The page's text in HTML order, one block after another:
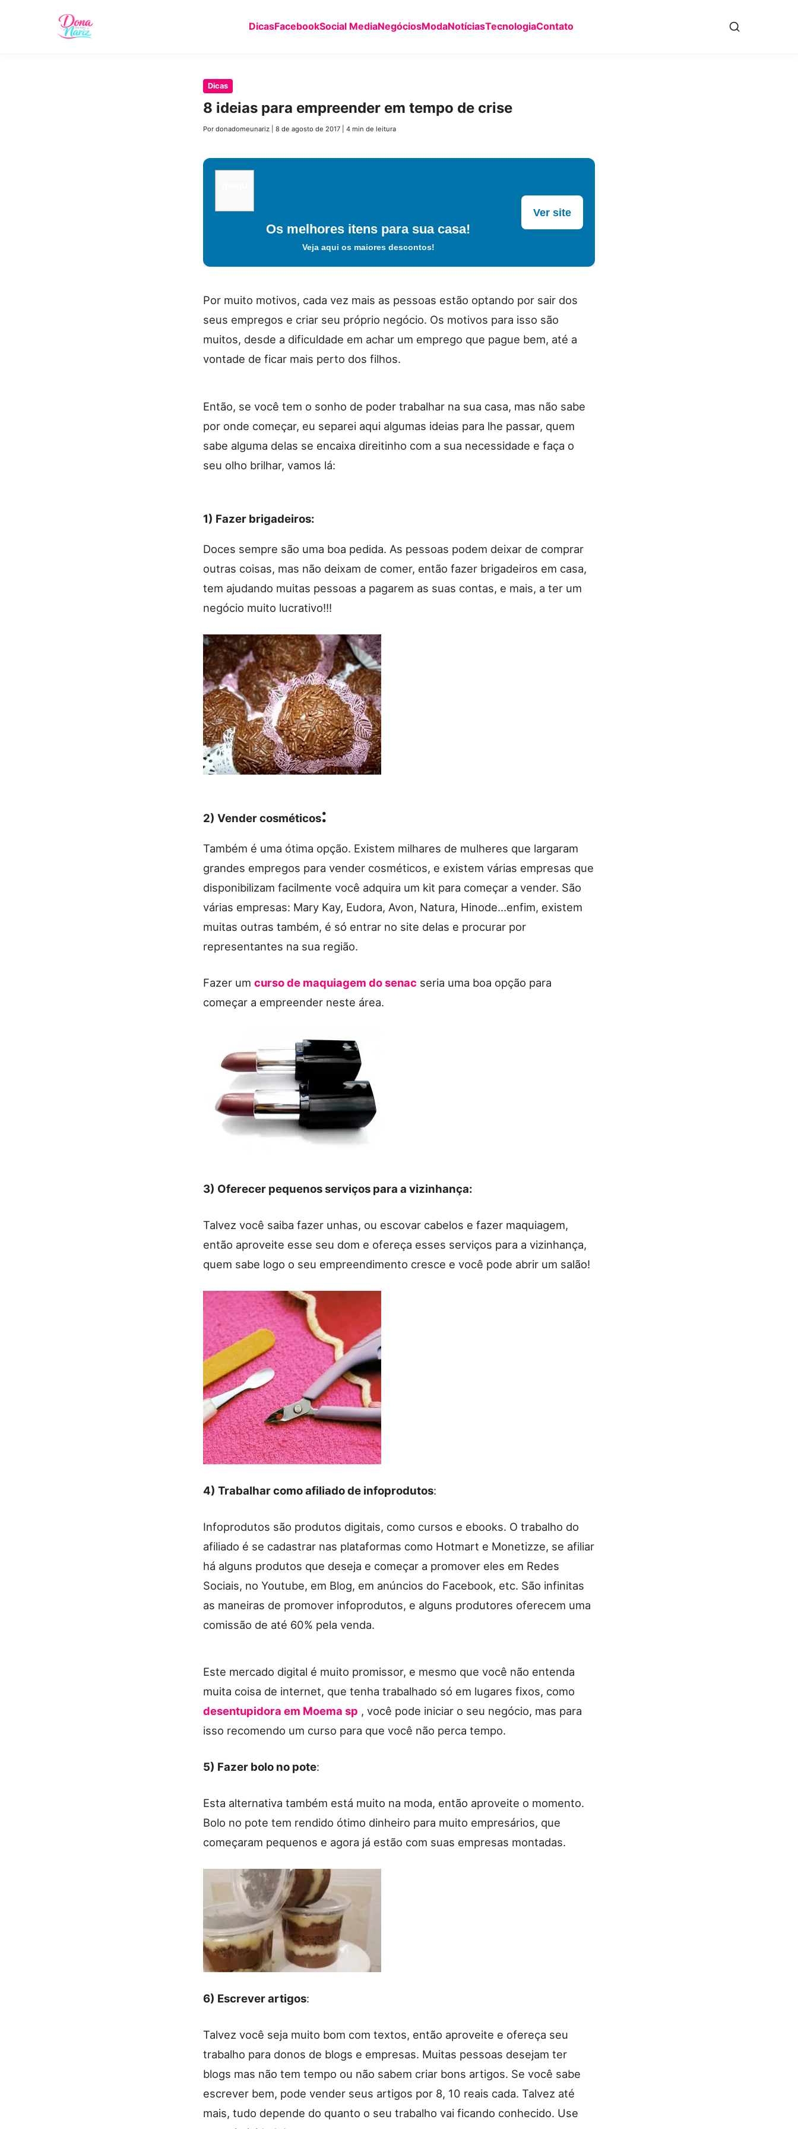
DicasFacebookSocial MediaNegóciosModaNotíciasTecnologiaContato
Dicas
8 ideias para empreender em tempo de crise
Por donadomeunariz 8 de agosto de 2017 4 min de leitura
Os melhores itens para sua casa!
Veja aqui os maiores descontos!
Ver site
Por muito motivos, cada vez mais as pessoas estão optando por sair dos
seus empregos e criar seu próprio negócio. Os motivos para isso são
muitos, desde a dificuldade em achar um emprego que pague bem, até a
vontade de ficar mais perto dos filhos.
Então, se você tem o sonho de poder trabalhar na sua casa, mas não sabe
por onde começar, eu separei aqui algumas ideias para lhe passar, quem
sabe alguma delas se encaixa direitinho com a sua necessidade e faça o
seu olho brilhar, vamos lá:
1) Fazer brigadeiros:
Doces sempre são uma boa pedida. As pessoas podem deixar de comprar
outras coisas, mas não deixam de comer, então fazer brigadeiros em casa,
tem ajudando muitas pessoas a pagarem as suas contas, e mais, a ter um
negócio muito lucrativo!!!
2) Vender cosméticos:
Também é uma ótima opção. Existem milhares de mulheres que largaram
grandes empregos para vender cosméticos, e existem várias empresas que
disponibilizam facilmente você adquira um kit para começar a vender. São
várias empresas: Mary Kay, Eudora, Avon, Natura, Hinode…enfim, existem
muitas outras também, é só entrar no site delas e procurar por
representantes na sua região.
Fazer um curso de maquiagem do senac seria uma boa opção para
começar a empreender neste área.
3) Oferecer pequenos serviços para a vizinhança:
Talvez você saiba fazer unhas, ou escovar cabelos e fazer maquiagem,
então aproveite esse seu dom e ofereça esses serviços para a vizinhança,
quem sabe logo o seu empreendimento cresce e você pode abrir um salão!
4) Trabalhar como afiliado de infoprodutos:
Infoprodutos são produtos digitais, como cursos e ebooks. O trabalho do
afiliado é se cadastrar nas plataformas como Hotmart e Monetizze, se afiliar
há alguns produtos que deseja e começar a promover eles em Redes
Sociais, no Youtube, em Blog, em anúncios do Facebook, etc. São infinitas
as maneiras de promover infoprodutos, e alguns produtores oferecem uma
comissão de até 60% pela venda.
Este mercado digital é muito promissor, e mesmo que você não entenda
muita coisa de internet, que tenha trabalhado só em lugares fixos, como
desentupidora em Moema sp , você pode iniciar o seu negócio, mas para
isso recomendo um curso para que você não perca tempo.
5) Fazer bolo no pote:
Esta alternativa também está muito na moda, então aproveite o momento.
Bolo no pote tem rendido ótimo dinheiro para muito empresários, que
começaram pequenos e agora já estão com suas empresas montadas.
6) Escrever artigos:
Talvez você seja muito bom com textos, então aproveite e ofereça seu
trabalho para donos de blogs e empresas. Muitas pessoas desejam ter
blogs mas não tem tempo ou não sabem criar bons artigos. Se você sabe
escrever bem, pode vender seus artigos por 8, 10 reais cada. Talvez até
mais, tudo depende do quanto o seu trabalho vai ficando conhecido. Use